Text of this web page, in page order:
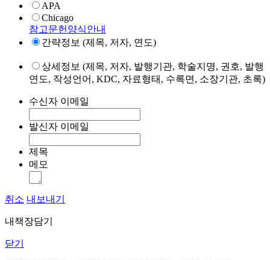
APA
Chicago
참고문헌양식안내
간략정보 (제목, 저자, 연도)
상세정보 (제목, 저자, 발행기관, 학술지명, 권호, 발행
연도, 작성언어, KDC, 자료형태, 수록면, 소장기관, 초록)
수신자 이메일
발신자 이메일
제목
메모
취소 내보내기
내책장담기
닫기